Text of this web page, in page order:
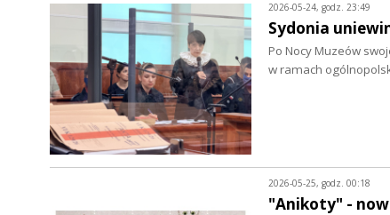
2026-05-24, godz. 23:49
Sydonia
Po Nocy Muzeów
w ramach
2026-05-25, godz. 00:18
"Anikoty" -